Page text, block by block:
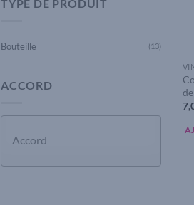
TYPE DE PRODUIT
Bouteille (13)
ACCORD